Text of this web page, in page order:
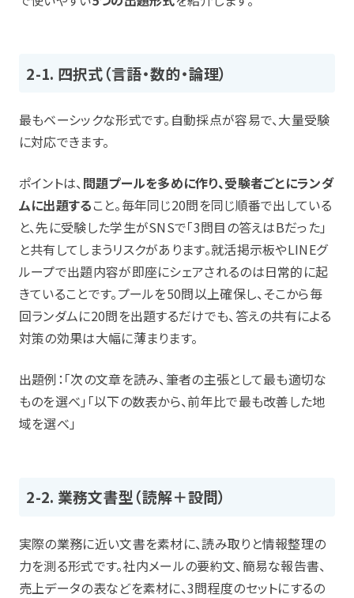
2-1. 四択式（言語・数的・論理）
最もベーシックな形式です。自動採点が容易で、大量受験
に対応できます。
ポイントは、問題プールを多めに作り、受験者ごとにランダ
ムに出題すること。毎年同じ20問を同じ順番で出している
と、先に受験した学生がSNSで「3問目の答えはBだった」
と共有してしまうリスクがあります。就活掲示板やLINEグ
ループで出題内容が即座にシェアされるのは日常的に起
きていることです。プールを50問以上確保し、そこから毎
回ランダムに20問を出題するだけでも、答えの共有による
対策の効果は大幅に薄まります。
出題例：「次の文章を読み、筆者の主張として最も適切な
ものを選べ」「以下の数表から、前年比で最も改善した地
域を選べ」
2-2. 業務文書型（読解＋設問）
実際の業務に近い文書を素材に、読み取りと情報整理の
力を測る形式です。社内メールの要約文、簡易な報告書、
売上データの表などを素材に、3問程度のセットにするの